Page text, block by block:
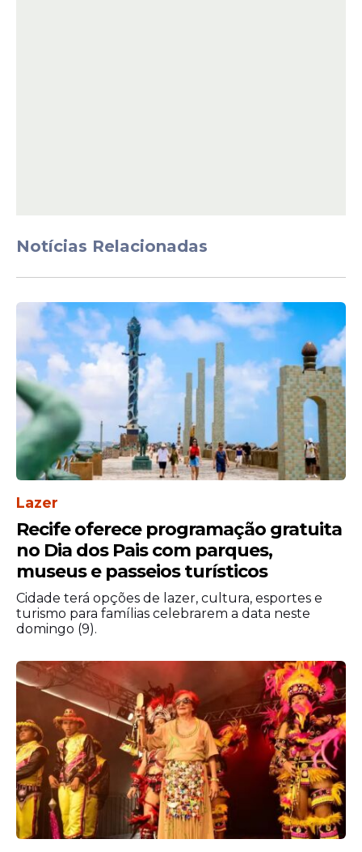
para o dia 10/07 seguirá normalmente, sem
prejuízos ao público e à realização do
Ausência da cantora
A ausência de Luiza Possi ocorre em um
momento de mudanças profissionais para
a artista, conforme informado por sua
própria equipe. Embora não tenham sido
detalhados os próximos passos dessa nova
fase, a justificativa apresentada indica uma
reorganização em sua trajetória musical.
Para o público que acompanha o evento, a
recomendação é continuar atento às
atualizações oficiais da prefeitura e da
organização do festival, que devem
informar eventuais ajustes na
programação. Até o momento, não há
Notícias Relacionadas
Lazer
Recife oferece programação gratuita
no Dia dos Pais com parques,
museus e passeios turísticos
Cidade terá opções de lazer, cultura, esportes e
turismo para famílias celebrarem a data neste
domingo (9).